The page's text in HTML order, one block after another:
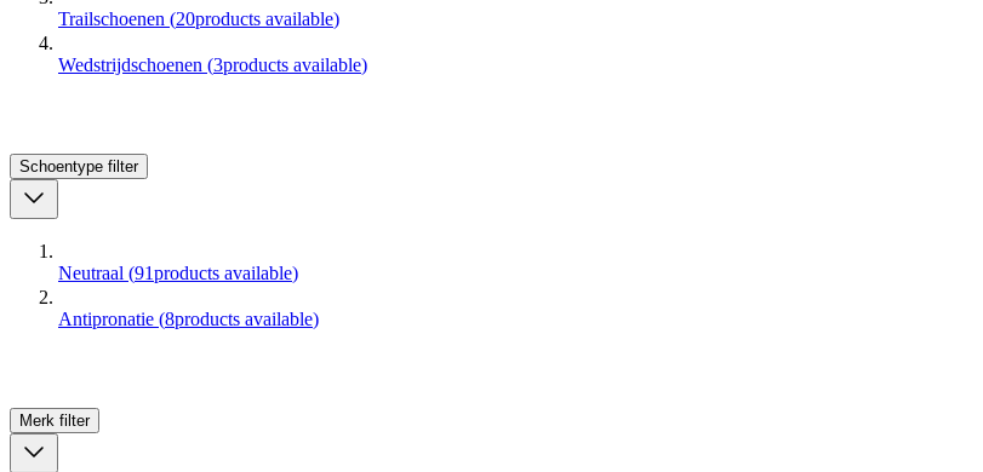
Trailschoenen (20products available)
Wedstrijdschoenen (3products available)
Schoentype filter
Neutraal (91products available)
Antipronatie (8products available)
Merk filter